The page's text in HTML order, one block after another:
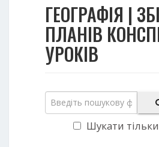
ГЕОГРАФІЯ |
ПЛАНІВ
УРОКІВ
Шукати тільки